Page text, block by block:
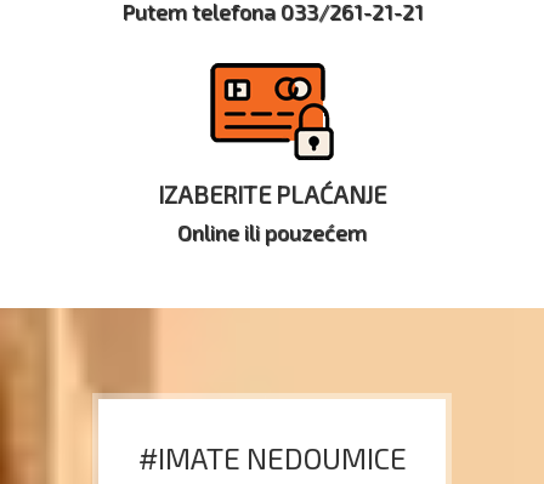
Putem telefona 033/261-21-21
IZABERITE PLAĆANJE
Online ili pouzećem
#IMATE NEDOUMICE